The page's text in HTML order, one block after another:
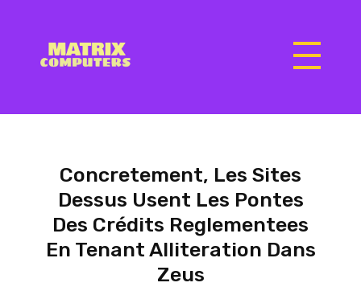
Concretement, Les Sites
Dessus Usent Les Pontes
Des Crédits Reglementees
En Tenant Alliteration Dans
Zeus